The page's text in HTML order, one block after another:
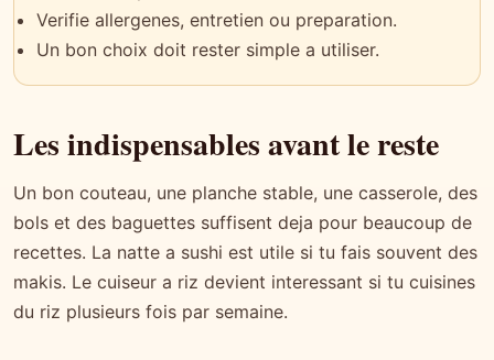
Verifie allergenes, entretien ou preparation.
Un bon choix doit rester simple a utiliser.
Les indispensables avant le reste
Un bon couteau, une planche stable, une casserole, des
bols et des baguettes suffisent deja pour beaucoup de
recettes. La natte a sushi est utile si tu fais souvent des
makis. Le cuiseur a riz devient interessant si tu cuisines
du riz plusieurs fois par semaine.